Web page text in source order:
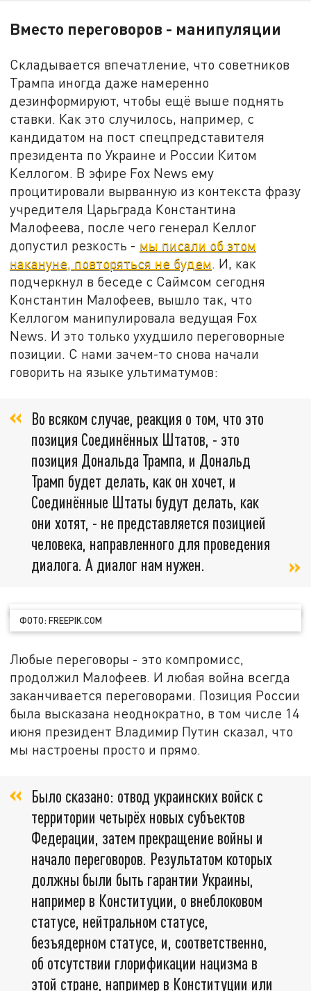
Вместо переговоров - манипуляции
Складывается впечатление, что советников
Трампа иногда даже намеренно
дезинформируют, чтобы ещё выше поднять
ставки. Как это случилось, например, с
кандидатом на пост спецпредставителя
президента по Украине и России Китом
Келлогом. В эфире Fox News ему
процитировали вырванную из контекста фразу
учредителя Царьграда Константина
Малофеева, после чего генерал Келлог
допустил резкость - мы писали об этом
накануне, повторяться не будем. И, как
подчеркнул в беседе с Саймсом сегодня
Константин Малофеев, вышло так, что
Келлогом манипулировала ведущая Fox
News. И это только ухудшило переговорные
позиции. С нами зачем-то снова начали
говорить на языке ультиматумов:
Во всяком случае, реакция о том, что это
позиция Соединённых Штатов, - это
позиция Дональда Трампа, и Дональд
Трамп будет делать, как он хочет, и
Соединённые Штаты будут делать, как
они хотят, - не представляется позицией
человека, направленного для проведения
диалога. А диалог нам нужен.
ФОТО: FREEPIK.COM
Любые переговоры - это компромисс,
продолжил Малофеев. И любая война всегда
заканчивается переговорами. Позиция России
была высказана неоднократно, в том числе 14
июня президент Владимир Путин сказал, что
мы настроены просто и прямо.
Было сказано: отвод украинских войск с
территории четырёх новых субъектов
Федерации, затем прекращение войны и
начало переговоров. Результатом которых
должны были быть гарантии Украины,
например в Конституции, о внеблоковом
статусе, нейтральном статусе,
безъядерном статусе, и, соответственно,
об отсутствии глорификации нацизма в
этой стране, например в Конституции или